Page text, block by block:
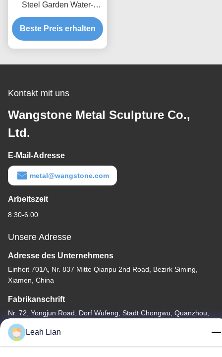
Steel Garden Water-
Eigenschaft im Freien
Beste Preis erhalten
Kontakt mit uns
Wangstone Metal Sculpture Co.,
Ltd.
E-Mail-Adresse
metal@wangstone.com
Arbeitszeit
8:30-6:00
Unsere Adresse
Adresse des Unternehmens
Einheit 701A, Nr. 837 Mitte Qianpu 2nd Road, Bezirk Siming,
Xiamen, China
Fabrikanschrift
Nr. 72, Yongjun Road, Dorf Wufeng, Stadt Chongwu, Quanzhou,
Fujian, China
Tel.
Leah Lian